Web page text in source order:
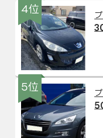
4位
5位